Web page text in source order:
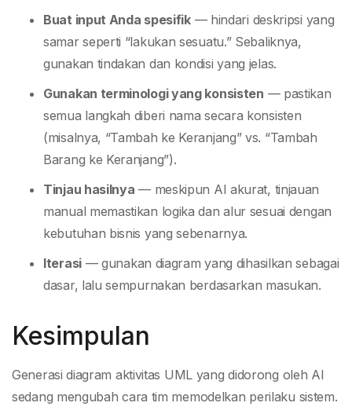
Buat input Anda spesifik— hindari deskripsi yang
samar seperti “lakukan sesuatu.” Sebaliknya,
gunakan tindakan dan kondisi yang jelas.
Gunakan terminologi yang konsisten — pastikan
semua langkah diberi nama secara konsisten
(misalnya, “Tambah ke Keranjang” vs. “Tambah
Barang ke Keranjang”).
Tinjau hasilnya — meskipun AI akurat, tinjauan
manual memastikan logika dan alur sesuai dengan
kebutuhan bisnis yang sebenarnya.
Iterasi— gunakan diagram yang dihasilkan sebagai
dasar, lalu sempurnakan berdasarkan masukan.
Kesimpulan
Generasi diagram aktivitas UML yang didorong oleh AI
sedang mengubah cara tim memodelkan perilaku sistem.